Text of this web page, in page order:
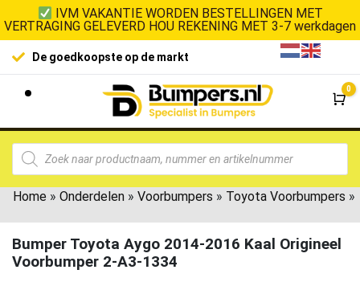
IVM VAKANTIE WORDEN BESTELLINGEN MET
VERTRAGING GELEVERD HOU REKENING MET 3-7 werkdagen
De goedkoopste op de markt
0
Home » Onderdelen » Voorbumpers » Toyota Voorbumpers »
Bumper Toyota Aygo 2014-2016 Kaal Origineel
Voorbumper 2-A3-1334